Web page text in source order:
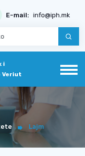
E-mail: info@iph.mk
i
Veriut
Lajm